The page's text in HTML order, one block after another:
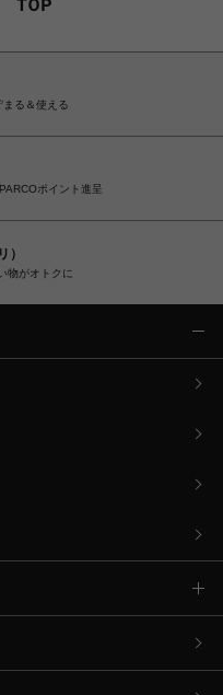
る＆使える
ポイント進呈
）
物がオトクに